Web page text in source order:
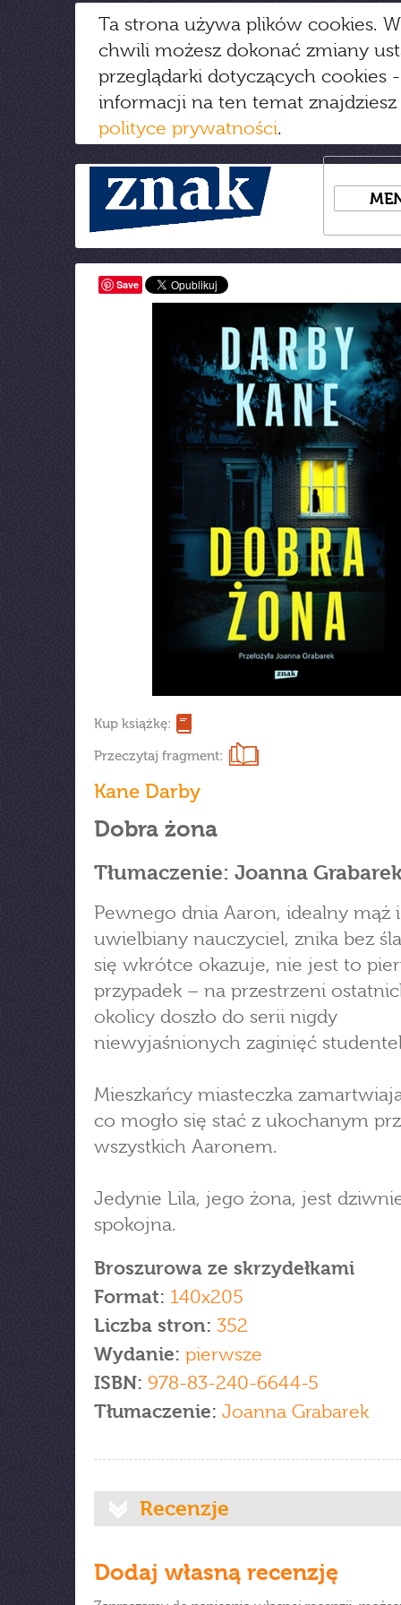
Ta strona używa plików cookies.
chwili możesz dokonać zmiany
przeglądarki dotyczących cookies
informacji na ten temat
polityce prywatności.
Save
Kup książkę:
Przeczytaj fragment:
Kane Darby
Dobra żona
Tłumaczenie: Joanna
Pewnego dnia Aaron, idealny mąż i
uwielbiany nauczyciel, znika bez
się wkrótce okazuje, nie jest to
przypadek – na przestrzeni
okolicy doszło do serii nigdy
niewyjaśnionych zaginięć
Mieszkańcy miasteczka
co mogło się stać z ukochanym
wszystkich Aaronem.
Jedynie Lila, jego żona, jest
spokojna.
Broszurowa ze skrzydełkami
Format: 140x205
Liczba stron: 352
Wydanie: pierwsze
ISBN: 978-83-240-6644-5
Tłumaczenie: Joanna Grabarek
Recenzje
Dodaj własną recenzję